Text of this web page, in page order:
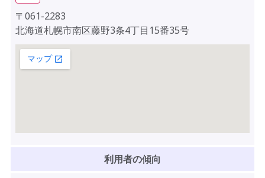
〒061-2283
北海道札幌市南区藤野3条4丁目15番35号
利用者の傾向